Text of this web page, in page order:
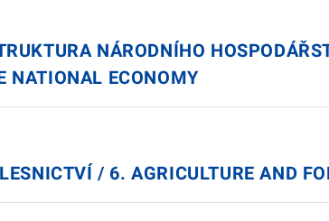
NÁRODNÍHO
NATIONAL ECONOMY
/ 6. AGRICULTURE AND